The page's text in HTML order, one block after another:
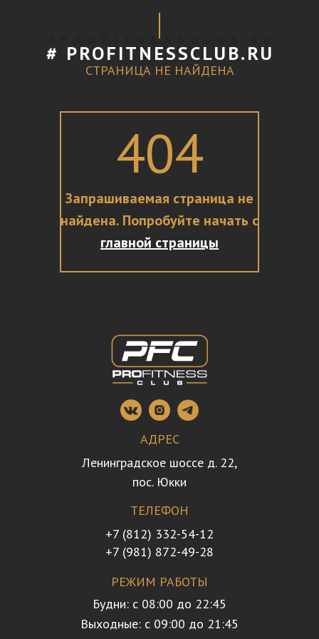
404
Запрашиваемая страница не
найдена. Попробуйте начать с
главной страницы
# P R O F I T N E S S C L U B. R U
СТРАНИЦА НЕ НАЙДЕНА
# PROFITNESSCLUB.RU
ТЕЛЕФОН
+7 (812) 332-54-12
+7 (981) 872-49-28
РЕЖИМ РАБОТЫ
Будни: с 08:00 до 22:45
Выходные: с 09:00 до 21:45
АДРЕС
Ленинградское шоссе д. 22,
пос. Юкки